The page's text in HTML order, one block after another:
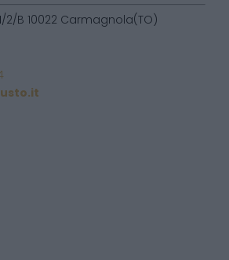
2/B 10022 Carmagnola(TO)